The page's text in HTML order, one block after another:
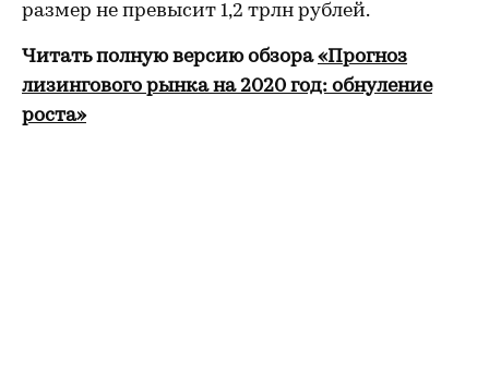
размер не превысит 1,2 трлн рублей.
Читать полную версию обзора«Прогноз
лизингового рынка на 2020 год: обнуление
роста»